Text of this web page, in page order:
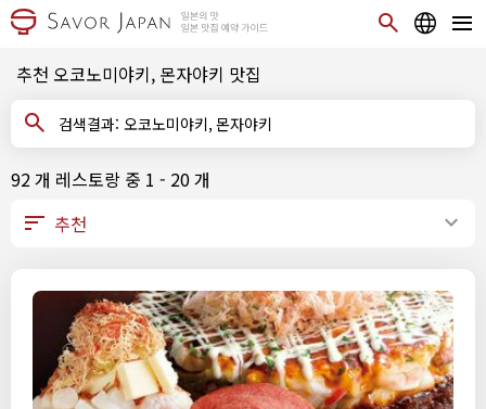
추천 오코노미야키, 몬자야키 맛집
검색결과: 오코노미야키, 몬자야키
92 개 레스토랑 중 1 - 20 개